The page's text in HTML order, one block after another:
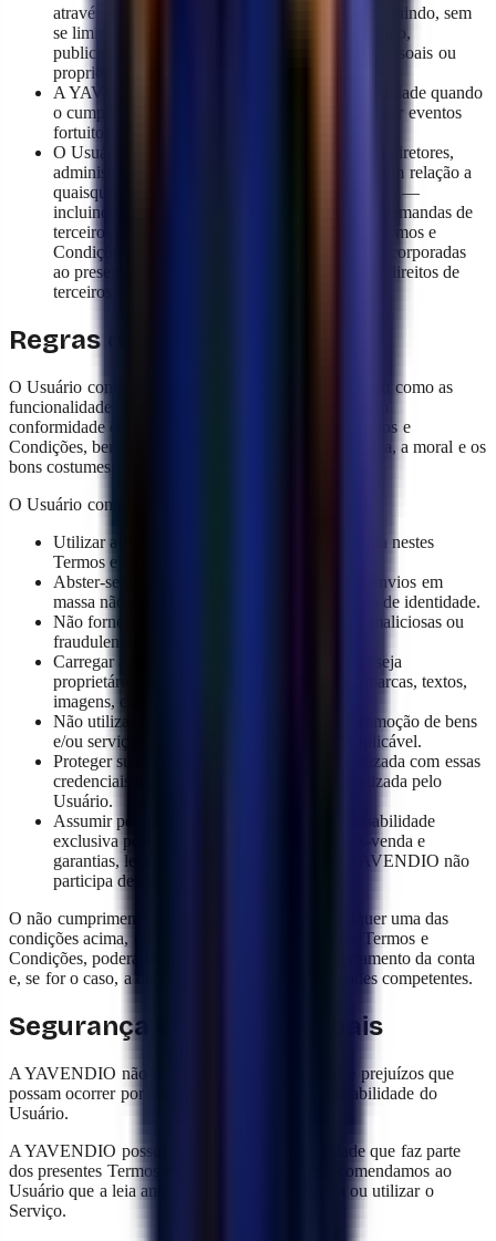
através ou em ocasião do uso da Plataforma, incluindo, sem
se limitar a isso, violações em matéria de consumo,
publicidade, comunicações comerciais, dados pessoais ou
propriedade intelectual.
A YAVENDIO ficará isenta de toda responsabilidade quando
o cumprimento de suas obrigações for afetado por eventos
fortuitos ou de força maior.
O Usuário manterá indene a YAVENDIO, seus diretores,
administradores, representantes e funcionários, em relação a
quaisquer despesas, reclamações, sanções, custos —
incluindo a defesa por meio de advogado — e demandas de
terceiros por qualquer violação dos presentes Termos e
Condições e outras Políticas que se entendem incorporadas
ao presente ou pela violação de qualquer lei ou direitos de
terceiros.
Regras de conduta
O Usuário compromete-se a utilizar a Plataforma, bem como as
funcionalidades nela habilitadas, e a utilizar o Site, em
conformidade com a Lei aplicável, os presentes Termos e
Condições, bem como de acordo com a ordem pública, a moral e os
bons costumes.
O Usuário compromete-se a:
Utilizar a Plataforma apenas da forma permitida nestes
Termos e Condições.
Abster-se de utilizar a Plataforma para spam, envios em
massa não solicitados, phishing ou falsificação de identidade.
Não fornecer informações falsas, enganosas, maliciosas ou
fraudulentas de qualquer tipo.
Carregar apenas conteúdos e dados dos quais seja
proprietário ou tenha autorização (incluindo marcas, textos,
imagens, catálogos e documentos).
Não utilizar a Plataforma para a venda ou promoção de bens
e/ou serviços restritos ou proibidos pela lei aplicável.
Proteger suas credenciais, pois toda ação realizada com essas
credenciais é presumida como tendo sido realizada pelo
Usuário.
Assumir perante seus clientes finais a responsabilidade
exclusiva pela venda, entrega, cobrança, pós-venda e
garantias, levando em consideração que a YAVENDIO não
participa dessa relação.
O não cumprimento por parte do Usuário de qualquer uma das
condições acima, ou outras contidas nos presentes Termos e
Condições, poderá implicar a suspensão ou encerramento da conta
e, se for o caso, a denúncia respectiva às autoridades competentes.
Segurança e dados pessoais
A YAVENDIO não se responsabiliza por danos e prejuízos que
possam ocorrer por atos de segurança de responsabilidade do
Usuário.
A YAVENDIO possui uma Política de Privacidade que faz parte
dos presentes Termos e Condições, pelo que recomendamos ao
Usuário que a leia antes de acessar a Plataforma ou utilizar o
Serviço.